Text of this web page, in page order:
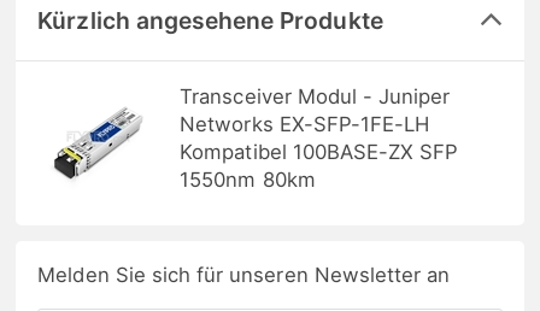
Kürzlich angesehene Produkte
Transceiver Modul - Juniper
Networks EX-SFP-1FE-LH
Kompatibel 100BASE-ZX SFP
1550nm 80km
Melden Sie sich für unseren Newsletter an